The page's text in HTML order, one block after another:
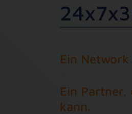
24x7x3
Ein
Ein
kann.